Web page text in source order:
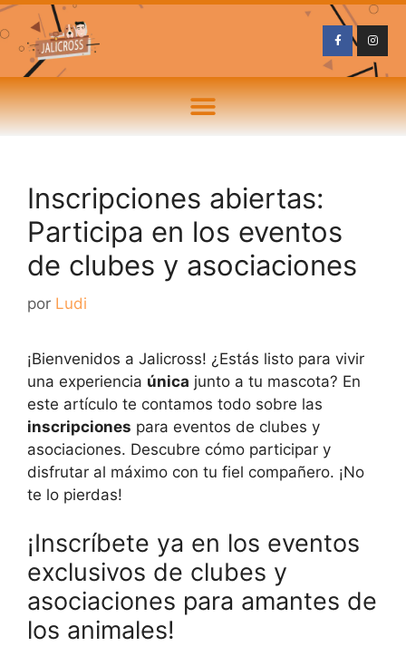
Inscripciones abiertas:
Participa en los eventos
de clubes y asociaciones
por Ludi
¡Bienvenidos a Jalicross! ¿Estás listo para vivir
una experiencia única junto a tu mascota? En
este artículo te contamos todo sobre las
inscripciones para eventos de clubes y
asociaciones. Descubre cómo participar y
disfrutar al máximo con tu fiel compañero. ¡No
te lo pierdas!
¡Inscríbete ya en los eventos
exclusivos de clubes y
asociaciones para amantes de
los animales!